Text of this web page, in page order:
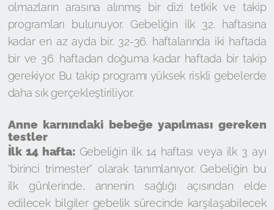
olmazların arasına alınmış bir dizi tetkik ve takip
programları bulunuyor. Gebeliğin ilk 32. haftasına
kadar en az ayda bir, 32-36. haftalarında iki haftada
bir ve 36. haftadan doğuma kadar haftada bir takip
gerekiyor. Bu takip programı yüksek riskli gebelerde
daha sık gerçekleştiriliyor.
Anne karnındaki bebeğe yapılması gereken
testler
İlk 14 hafta: Gebeliğin ilk 14 haftası veya ilk 3 ayı
“birinci trimester” olarak tanımlanıyor. Gebeliğin bu
ilk günlerinde, annenin sağlığı açısından elde
edilecek bilgiler gebelik sürecinde karşılaşabilecek